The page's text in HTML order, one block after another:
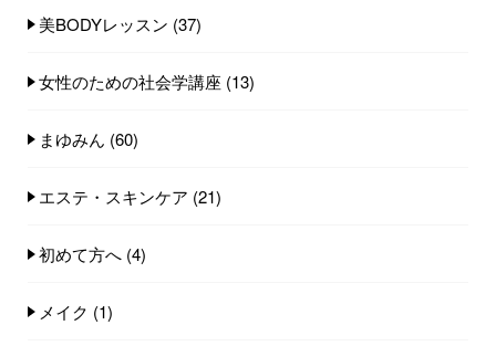
美BODYレッスン (37)
女性のための社会学講座 (13)
まゆみん (60)
エステ・スキンケア (21)
初めて方へ (4)
メイク (1)